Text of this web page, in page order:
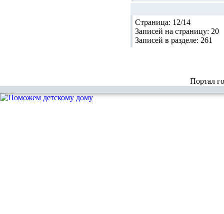
Страница: 12/14
Записей на страницу: 20
Записей в разделе: 261
Портал